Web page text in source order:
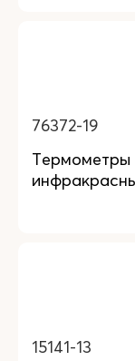
76372-19
Термометры
15141-13